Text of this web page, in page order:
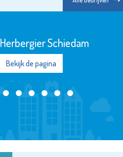
Herbergier Schiedam
Bekijk de pagina